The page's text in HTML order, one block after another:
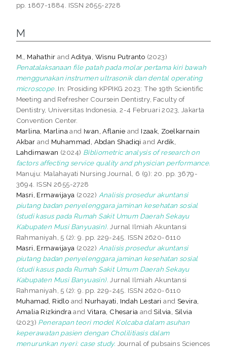
pp. 1867-1884. ISSN 2655-2728
M
M., Mahathir andAditya, Wisnu Putranto (2023)
Penatalaksanaan file patah pada molar pertama kiri bawah
menggunakan instrumen ultrasonik dan dental operating
microscope. In: Prosiding KPPIKG 2023: The 19th Scientific
Meeting and Refresher Coursein Dentistry, Faculty of
Dentistry, Universitas Indonesia, 2-4 Februari 2023, Jakarta
Convention Center.
Marlina, Marlina and Iwan, Aflanie and Izaak, Zoelkarnain
Akbar and Muhammad, Abdan Shadiqi and Ardik,
Lahdimawan (2024) Bibliometric analysis of research on
factors affecting service quality and physician performance.
Manuju: Malahayati Nursing Journal, 6 (9): 20. pp. 3679-
3694. ISSN 2655-2728
Masri, Ermawijaya (2022) Analisis prosedur akuntansi
piutang badan penyelenggara jaminan kesehatan sosial
(studi kasus pada Rumah Sakit Umum Daerah Sekayu
Kabupaten Musi Banyuasin). Jurnal Ilmiah Akuntansi
Rahmaniyah, 5 (2): 9. pp. 229-245. ISSN 2620-6110
Masri, Ermawijaya (2022) Analisis prosedur akuntansi
piutang badan penyelenggara jaminan kesehatan sosial
(studi kasus pada Rumah Sakit Umum Daerah Sekayu
Kabupaten Musi Banyuasin). Jurnal Ilmiah Akuntansi
Rahmaniyah, 5 (2): 9. pp. 229-245. ISSN 2620-6110
Muhamad, Ridlo and Nurhayati, Indah Lestari and Sevira,
Amalia Rizkindra andVitara, Chesaria andSilvia, Silvia
(2023) Penerapan teori model Kolcaba dalam asuhan
keperawatan pasien dengan Cholilitiasis dalam
menurunkan nyeri: case study. Journal of pubsains Sciences